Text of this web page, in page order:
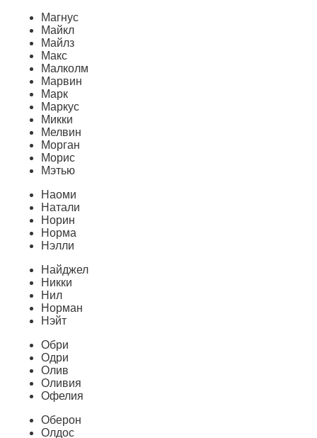
Магнус
Майкл
Майлз
Макс
Малколм
Марвин
Марк
Маркус
Микки
Мелвин
Морган
Морис
Мэтью
Наоми
Натали
Норин
Норма
Нэлли
Найджел
Никки
Нил
Норман
Нэйт
Обри
Одри
Олив
Оливия
Офелия
Оберон
Олдос